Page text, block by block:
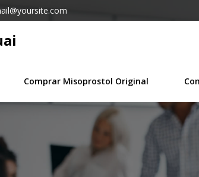
Comprar Misoprostol Original